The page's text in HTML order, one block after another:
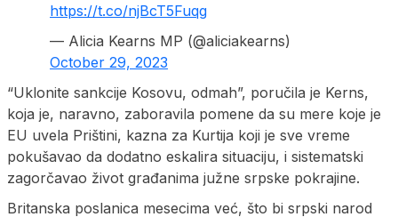
https://t.co/njBcT5Fuqg
— Alicia Kearns MP (@aliciakearns)
October 29, 2023
“Uklonite sankcije Kosovu, odmah”, poručila je Kerns,
koja je, naravno, zaboravila pomene da su mere koje je
EU uvela Prištini, kazna za Kurtija koji je sve vreme
pokušavao da dodatno eskalira situaciju, i sistematski
zagorčavao život građanima južne srpske pokrajine.
Britanska poslanica mesecima već, što bi srpski narod